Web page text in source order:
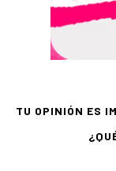
TU OPINIÓN ES